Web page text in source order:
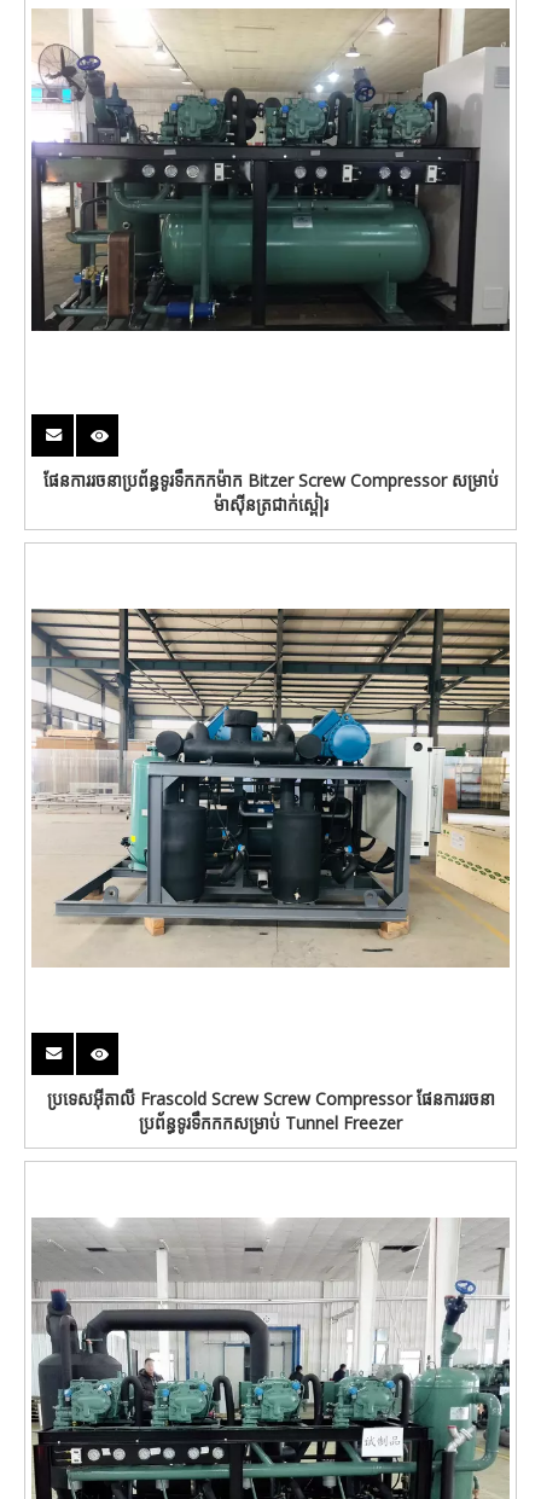
ផែនការរចនាប្រព័ន្ធទូរទឹកកកម៉ាក Bitzer Screw Compressor សម្រាប់
ម៉ាស៊ីនត្រជាក់ស្ពៀរ
ប្រទេសអ៊ីតាលី Frascold Screw Screw Compressor ផែនការរចនា
ប្រព័ន្ធទូរទឹកកកសម្រាប់ Tunnel Freezer